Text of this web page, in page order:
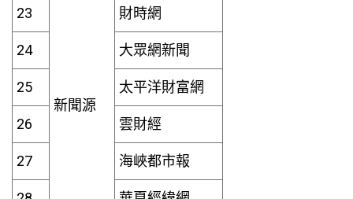
新聞源
23 財時網
24 大眾網新聞
25 太平洋財富網
26 雲財經
27 海峽都市報